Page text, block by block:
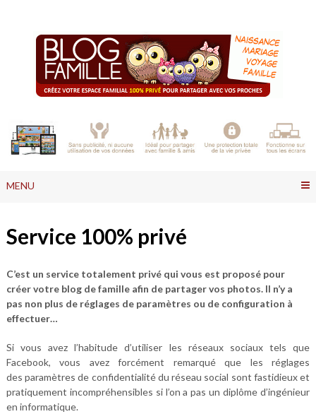
MENU
Service 100% privé
C’est un service totalement privé qui vous est proposé pour
créer votre blog de famille afin de partager vos photos. Il n’y a
pas non plus de réglages de paramètres ou de configuration à
effectuer…
Si vous avez l’habitude d’utiliser les réseaux sociaux tels que
Facebook, vous avez forcément remarqué que les réglages
des paramètres de confidentialité du réseau social sont fastidieux et
pratiquement incompréhensibles si l’on a pas un diplôme d’ingénieur
en informatique.